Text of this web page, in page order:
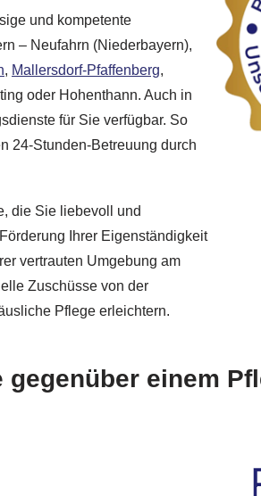
und kompetente
– Neufahrn (Niederbayern),
, Mallersdorf-Pfaffenberg,
oder Hohenthann. Auch in
für Sie verfügbar. So
24-Stunden-Betreuung durch
die Sie liebevoll und
Ihrer Eigenständigkeit
vertrauten Umgebung am
Zuschüsse von der
Pflege erleichtern.
einem